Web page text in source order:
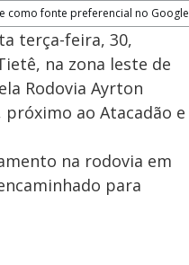
como fonte preferencial no Google
window
terça-feira, 30,
na zona leste de
Rodovia Ayrton
ao Atacadão e
na rodovia em
para